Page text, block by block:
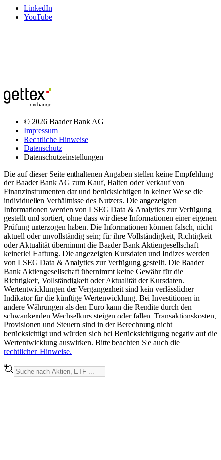
LinkedIn
YouTube
© 2026 Baader Bank AG
Impressum
Rechtliche Hinweise
Datenschutz
Datenschutzeinstellungen
Die auf dieser Seite enthaltenen Angaben stellen keine Empfehlung
der Baader Bank AG zum Kauf, Halten oder Verkauf von
Finanzinstrumenten dar und berücksichtigen in keiner Weise die
individuellen Verhältnisse des Nutzers. Die angezeigten
Informationen werden von LSEG Data & Analytics zur Verfügung
gestellt und sortiert, ohne dass wir diese Informationen einer eigenen
Prüfung unterzogen haben. Die Informationen können falsch, nicht
aktuell oder unvollständig sein; für ihre Vollständigkeit, Richtigkeit
oder Aktualität übernimmt die Baader Bank Aktiengesellschaft
keinerlei Haftung. Die angezeigten Kursdaten und Indizes werden
von LSEG Data & Analytics zur Verfügung gestellt. Die Baader
Bank Aktiengesellschaft übernimmt keine Gewähr für die
Richtigkeit, Vollständigkeit oder Aktualität der Kursdaten.
Wertentwicklungen der Vergangenheit sind kein verlässlicher
Indikator für die künftige Wertenwicklung. Bei Investitionen in
andere Währungen als den Euro kann die Rendite durch den
schwankenden Wechselkurs steigen oder fallen. Transaktionskosten,
Provisionen und Steuern sind in der Berechnung nicht
berücksichtigt und würden sich bei Berücksichtigung negativ auf die
Wertentwicklung auswirken. Bitte beachten Sie auch die
rechtlichen Hinweise.